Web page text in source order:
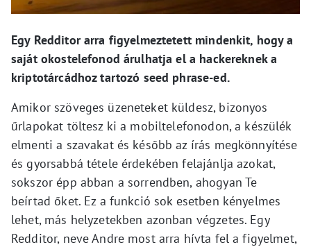
Egy Redditor arra figyelmeztetett mindenkit, hogy a
saját okostelefonod árulhatja el a hackereknek a
kriptotárcádhoz tartozó seed phrase-ed.
Amikor szöveges üzeneteket küldesz, bizonyos
űrlapokat töltesz ki a mobiltelefonodon, a készülék
elmenti a szavakat és később az írás megkönnyítése
és gyorsabbá tétele érdekében felajánlja azokat,
sokszor épp abban a sorrendben, ahogyan Te
beírtad őket. Ez a funkció sok esetben kényelmes
lehet, más helyzetekben azonban végzetes. Egy
Redditor, neve Andre most arra hívta fel a figyelmet,